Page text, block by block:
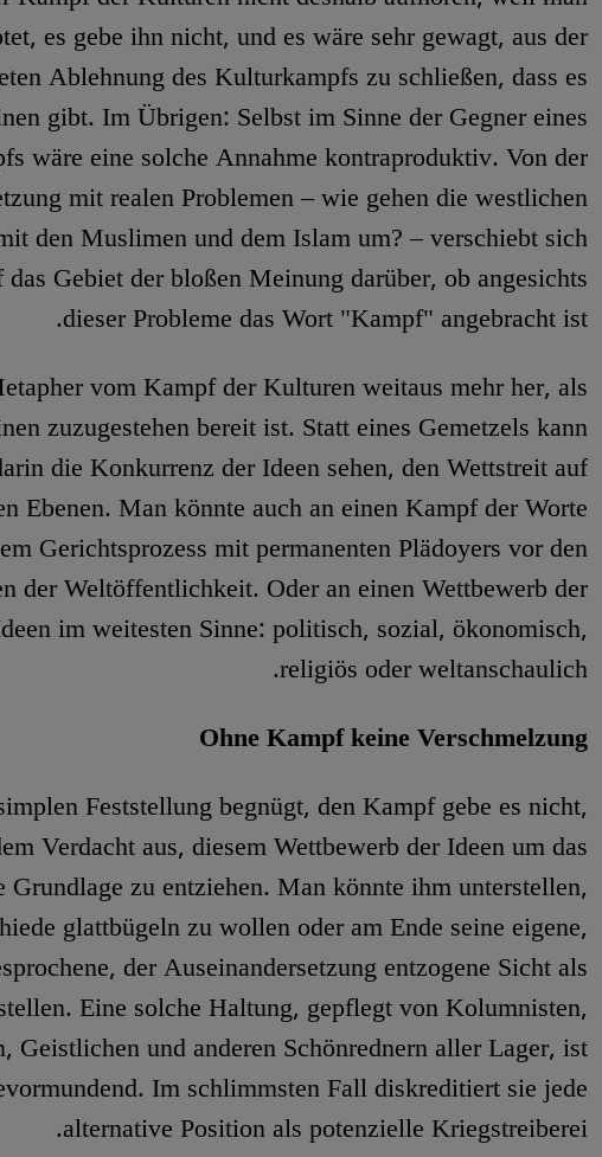
es gebe ihn nicht, und es wäre sehr gewagt, aus der
Ablehnung des Kulturkampfs zu schließen, dass es
gibt. Im Übrigen: Selbst im Sinne der Gegner eines
wäre eine solche Annahme kontraproduktiv. Von der
mit realen Problemen – wie gehen die westlichen
den Muslimen und dem Islam um? – verschiebt sich
Gebiet der bloßen Meinung darüber, ob angesichts
dieser Probleme das Wort "Kampf" angebracht ist.
vom Kampf der Kulturen weitaus mehr her, als
zuzugestehen bereit ist. Statt eines Gemetzels kann
die Konkurrenz der Ideen sehen, den Wettstreit auf
Ebenen. Man könnte auch an einen Kampf der Worte
Gerichtsprozess mit permanenten Plädoyers vor den
der Weltöffentlichkeit. Oder an einen Wettbewerb der
im weitesten Sinne: politisch, sozial, ökonomisch,
religiös oder weltanschaulich.
Ohne Kampf keine Verschmelzung
Feststellung begnügt, den Kampf gebe es nicht,
Verdacht aus, diesem Wettbewerb der Ideen um das
Grundlage zu entziehen. Man könnte ihm unterstellen,
glattbügeln zu wollen oder am Ende seine eigene,
der Auseinandersetzung entzogene Sicht als
Eine solche Haltung, gepflegt von Kolumnisten,
Geistlichen und anderen Schönrednern aller Lager, ist
Im schlimmsten Fall diskreditiert sie jede
alternative Position als potenzielle Kriegstreiberei.